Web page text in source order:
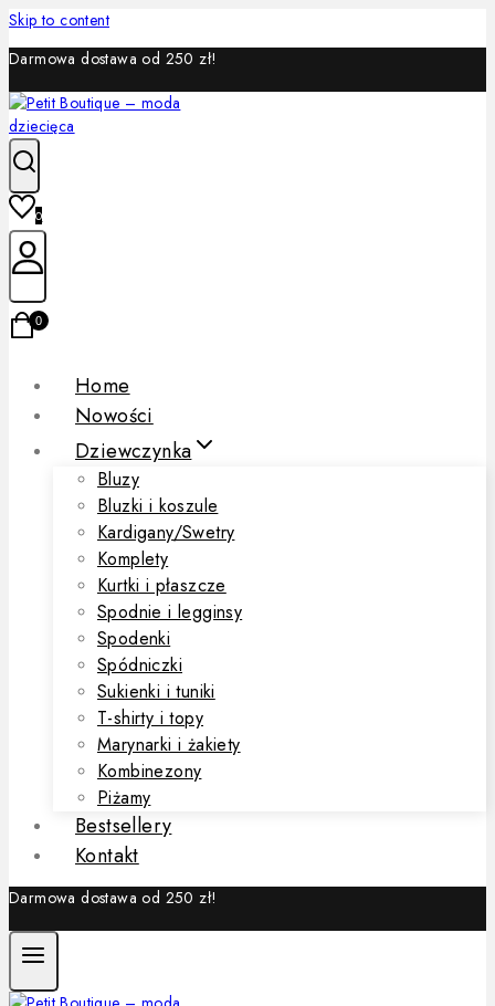
Skip to content
Darmowa dostawa od 250 zł!
0
0
Home
Nowości
Dziewczynka
Bluzy
Bluzki i koszule
Kardigany/Swetry
Komplety
Kurtki i płaszcze
Spodnie i legginsy
Spodenki
Spódniczki
Sukienki i tuniki
T-shirty i topy
Marynarki i żakiety
Kombinezony
Piżamy
Bestsellery
Kontakt
Darmowa dostawa od 250 zł!